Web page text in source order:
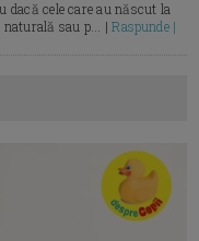
dacă cele care au născut la
naturală sau p... |Raspunde |